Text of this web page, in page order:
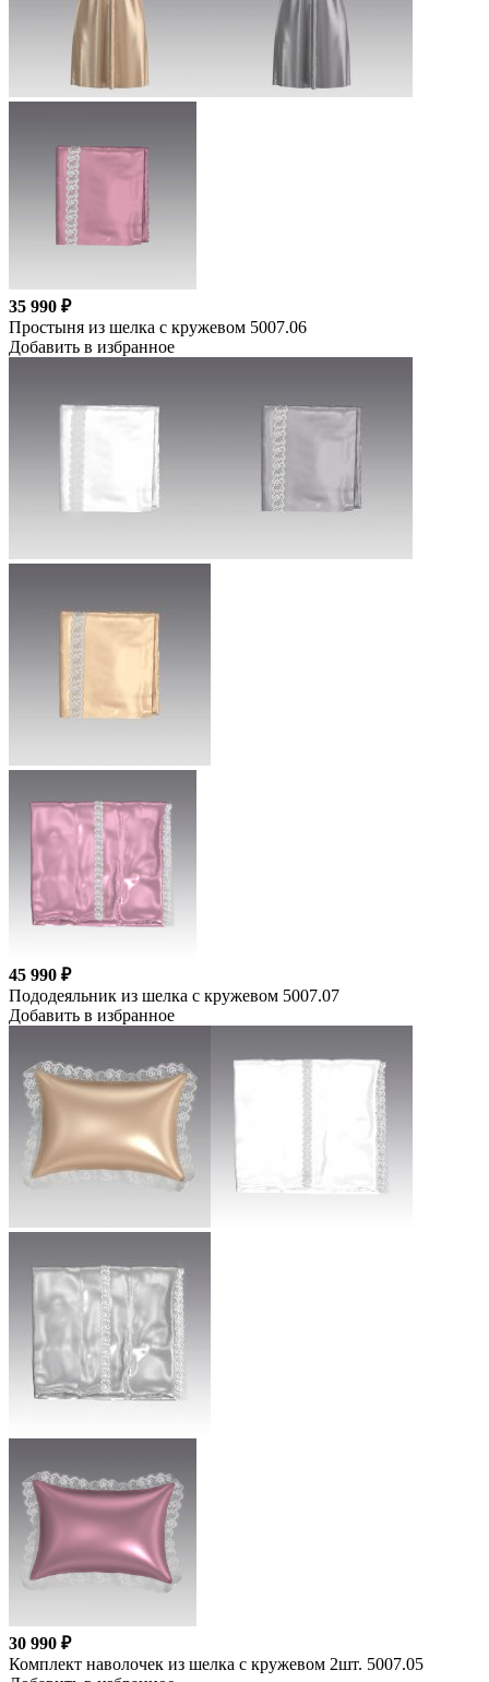
35 990 ₽
Простыня из шелка с кружевом 5007.06
Добавить в избранное
45 990 ₽
Пододеяльник из шелка с кружевом 5007.07
Добавить в избранное
30 990 ₽
Комплект наволочек из шелка с кружевом 2шт. 5007.05